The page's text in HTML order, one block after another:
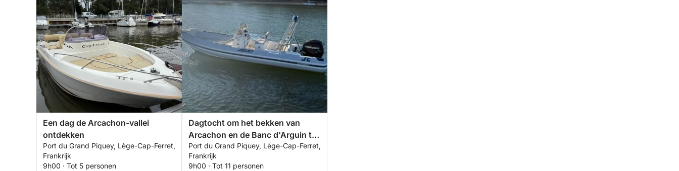
Een dag de Arcachon-vallei
ontdekken
Port du Grand Piquey, Lège-Cap-Ferret,
Frankrijk
9h00 · Tot 5 personen
Dagtocht om het bekken van
Arcachon en de Banc d'Arguin te
ontdekken
Port du Grand Piquey, Lège-Cap-Ferret,
Frankrijk
9h00 · Tot 11 personen